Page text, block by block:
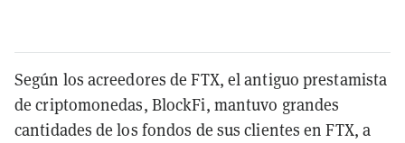
Según los acreedores de FTX, el antiguo prestamista
de criptomonedas, BlockFi, mantuvo grandes
cantidades de los fondos de sus clientes en FTX, a